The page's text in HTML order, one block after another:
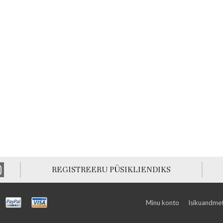
REGISTREERU PÜSIKLIENDIKS
Minu konto